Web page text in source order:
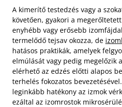
A kimerítő testedzés vagy a
követően, gyakori a
enyhébb vagy erősebb
termelődő tejsav okozza, de
hatásos praktikák, amelyek
elmúlását vagy pedig megelőzik
elérhető az edzés előtti alapos
terhelés fokozatos
leginkább hatékony az izmok
ezáltal az izomrostok